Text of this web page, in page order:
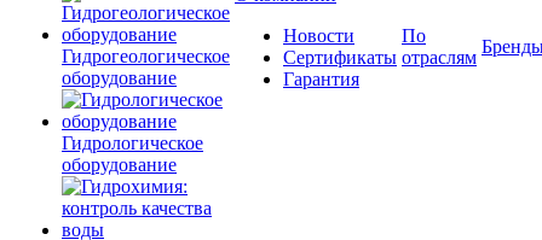
Гидрогеологическое
оборудование
Гидрологическое
оборудование
Новости
Сертификаты
Гарантия
По
отраслям